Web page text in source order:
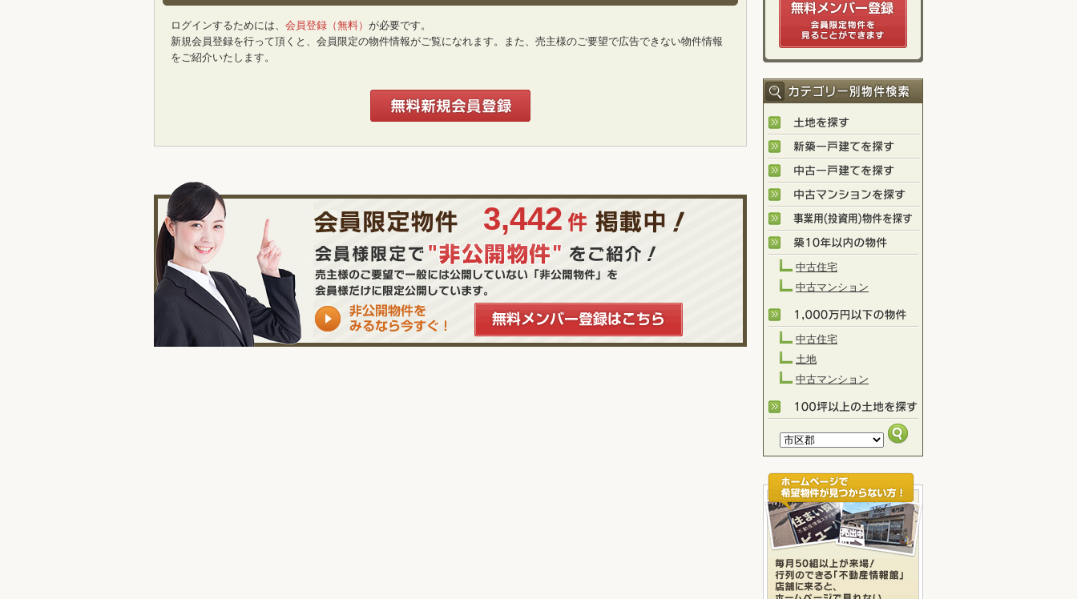
ログインするためには、 会員登録（無料） が必要です。
新規会員登録を行って頂くと、会員限定の物件情報がご覧になれます。また、売主様のご要望で広告できない物件情報
をご紹介いたします。
3,442
中古住宅
中古マンション
中古住宅
土地
中古マンション